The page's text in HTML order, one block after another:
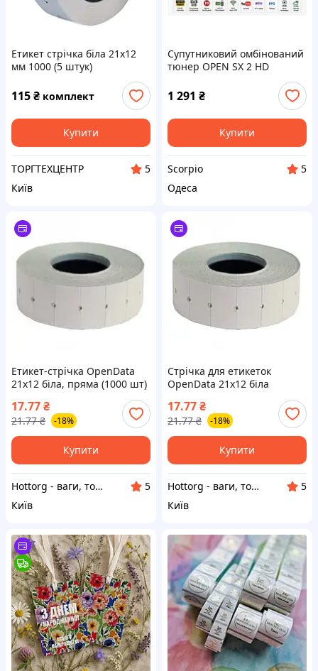
Етикет стрічка біла 21х12
мм 1000 (5 штук)
115₴ комплект
Купити
ТОРГТЕХЦЕНТР
5
Київ
Супутниковий омбінований
тюнер OPEN SX 2 HD
1 291 ₴
Купити
Scorpio
5
Одеса
Етикет-стрічка OpenData
21х12 біла, пряма (1000 шт)
17.77₴
21.77 ₴ -18%
Купити
Hottorg - ваги, торгове, ресторанне, складське обладнання
5
Київ
Стрічка для етикеток
OpenData 21х12 біла
17.77₴
21.77 ₴ -18%
Купити
Hottorg - ваги, торгове, ресторанне, складське обладнання
5
Київ